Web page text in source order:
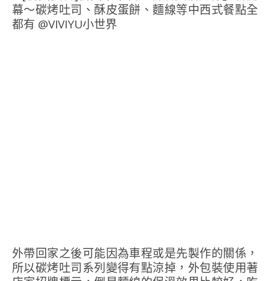
外帶回家之後可能因為車程或是先製作的關係，
所以碳烤吐司系列變得有點涼掉，外包裝使用著